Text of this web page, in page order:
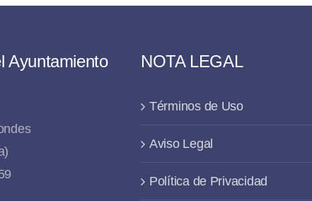
Ayuntamiento NOTA LEGAL
Términos de Uso
Aviso Legal
Política de Privacidad